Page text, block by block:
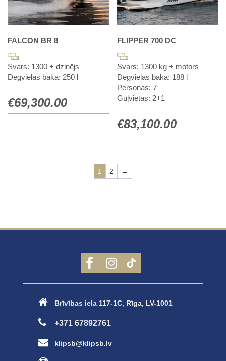
FALCON BR 8
Svars: 1300 + dzinējs
Degvielas bāka: 250 l
€69,300.00
FLIPPER 700 DC
Svars: 1300 kg + motors
Degvielas bāka: 188 l
Personas: 7
Guļvietas: 2+1
€83,100.00
1 2 →
Brīvības iela 117-1C, Rīga, LV-1001
+371 67892761
klipsb@klipsb.lv